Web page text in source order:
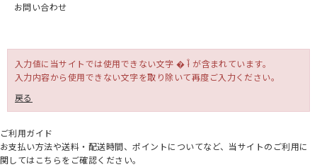
お問い合わせ
入力値に当サイトでは使用できない文字 � ł̐ が含まれています。
入力内容から使用できない文字を取り除いて再度ご入力ください。
戻る
ご利用ガイド
お支払い方法や送料・配送時間、ポイントについてなど、当サイトのご利用に
関してはこちらをご確認ください。